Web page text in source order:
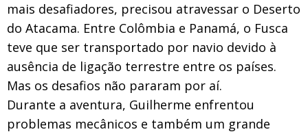
mais desafiadores, precisou atravessar o Deserto
do Atacama. Entre Colômbia e Panamá, o Fusca
teve que ser transportado por navio devido à
ausência de ligação terrestre entre os países.
Mas os desafios não pararam por aí.
Durante a aventura, Guilherme enfrentou
problemas mecânicos e também um grande